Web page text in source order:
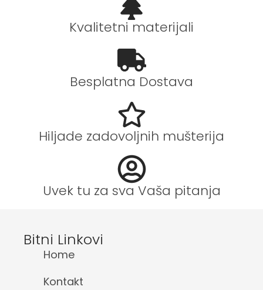
Kvalitetni materijali
Besplatna Dostava
Hiljade zadovoljnih mušterija
Uvek tu za sva Vaša pitanja
Bitni Linkovi
Home
Kontakt